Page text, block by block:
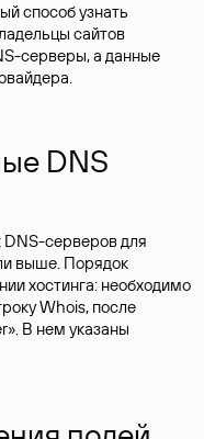
способ узнать
сайтов
серверы, а данные
DNS
серверов для
выше. Порядок
хостинга: необходимо
Whois, после
В нем указаны